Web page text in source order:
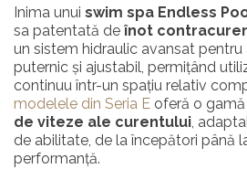
Inima unui swim spa Endless
sa patentată de înot
un sistem hidraulic avansat pentru
puternic și ajustabil, permițând
continuu într-un spațiu relativ
modelele din Seria E oferă o
de viteze ale curentului,
de abilitate, de la începători până
performanță.